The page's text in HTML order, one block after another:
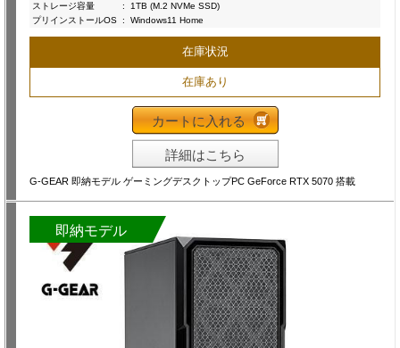
ストレージ容量
:
1TB (M.2 NVMe SSD)
プリインストールOS : Windows11 Home
在庫状況
在庫あり
カートに入れる
詳細はこちら
G-GEAR 即納モデル ゲーミングデスクトップPC GeForce RTX 5070 搭載
即納モデル